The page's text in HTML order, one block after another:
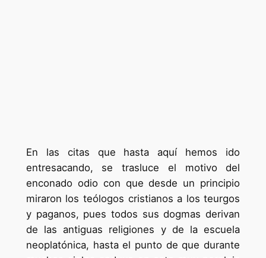
En las citas que hasta aquí hemos ido
entresacando, se trasluce el motivo del
enconado odio con que desde un principio
miraron los teólogos cristianos a los teurgos
y paganos, pues todos sus dogmas derivan
de las antiguas religiones y de la escuela
neoplatónica, hasta el punto de que durante